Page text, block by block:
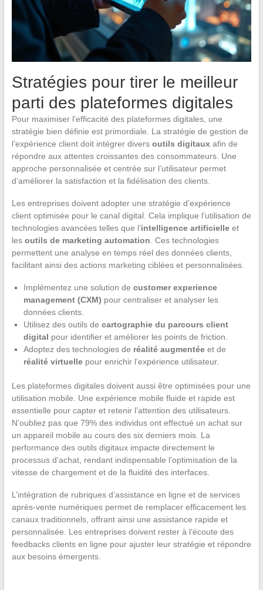
Stratégies pour tirer le meilleur
parti des plateformes digitales
Pour maximiser l’efficacité des plateformes digitales, une
stratégie bien définie est primordiale. La stratégie de gestion de
l’expérience client doit intégrer divers outils digitauxafin de
répondre aux attentes croissantes des consommateurs. Une
approche personnalisée et centrée sur l’utilisateur permet
d’améliorer la satisfaction et la fidélisation des clients.
Les entreprises doivent adopter une stratégie d’expérience
client optimisée pour le canal digital. Cela implique l’utilisation de
technologies avancées telles que l’intelligence artificielleet
les outils de marketing automation. Ces technologies
permettent une analyse en temps réel des données clients,
facilitant ainsi des actions marketing ciblées et personnalisées.
Implémentez une solution de customer experience
management (CXM) pour centraliser et analyser les
données clients.
Utilisez des outils de cartographie du parcours client
digital pour identifier et améliorer les points de friction.
Adoptez des technologies de réalité augmentéeet de
réalité virtuellepour enrichir l’expérience utilisateur.
Les plateformes digitales doivent aussi être optimisées pour une
utilisation mobile. Une expérience mobile fluide et rapide est
essentielle pour capter et retenir l’attention des utilisateurs.
N’oubliez pas que 79% des individus ont effectué un achat sur
un appareil mobile au cours des six derniers mois. La
performance des outils digitaux impacte directement le
processus d’achat, rendant indispensable l’optimisation de la
vitesse de chargement et de la fluidité des interfaces.
L’intégration de rubriques d’assistance en ligne et de services
après-vente numériques permet de remplacer efficacement les
canaux traditionnels, offrant ainsi une assistance rapide et
personnalisée. Les entreprises doivent rester à l’écoute des
feedbacks clients en ligne pour ajuster leur stratégie et répondre
aux besoins émergents.